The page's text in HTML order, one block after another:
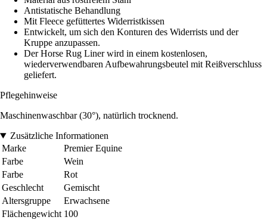
Antistatische Behandlung
Mit Fleece gefüttertes Widerristkissen
Entwickelt, um sich den Konturen des Widerrists und der
Kruppe anzupassen.
Der Horse Rug Liner wird in einem kostenlosen,
wiederverwendbaren Aufbewahrungsbeutel mit Reißverschluss
geliefert.
Pflegehinweise
Maschinenwaschbar (30°), natürlich trocknend.
Zusätzliche Informationen
Marke
Premier Equine
Farbe
Wein
Farbe
Rot
Geschlecht
Gemischt
Altersgruppe
Erwachsene
Flächengewicht 100